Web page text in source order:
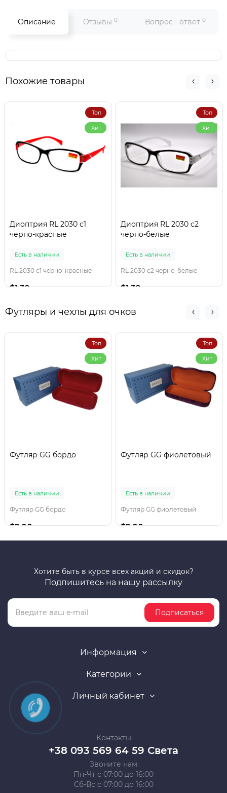
Описание Отзывы 0 Вопрос - ответ 0
Похожие товары
Топ
Хит
Диоптрия RL 2030 с1
черно-красные
Есть в наличии
RL 2030 с1 черно-красные
$1.30
Топ
Хит
Диоптрия RL 2030 с2
черно-белые
Есть в наличии
RL 2030 с2 черно-белые
$1.30
Футляры и чехлы для очков
Топ
Хит
Футляр GG бордо
Есть в наличии
Футляр GG бордо
$2.00
Топ
Хит
Футляр GG фиолетовый
Есть в наличии
Футляр GG фиолетовый
$2.00
Хотите быть в курсе всех акций и скидок?
Подпишитесь на нашу рассылку
Подписаться
Информация
Категории
Личный кабинет
Контакты
+38 093 569 64 59 Света
Звоните нам
Пн-Чт с 07:00 до 16:00
Сб-Вс с 07:00 до 16:00